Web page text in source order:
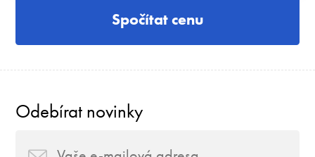
Spočítat cenu
Odebírat novinky